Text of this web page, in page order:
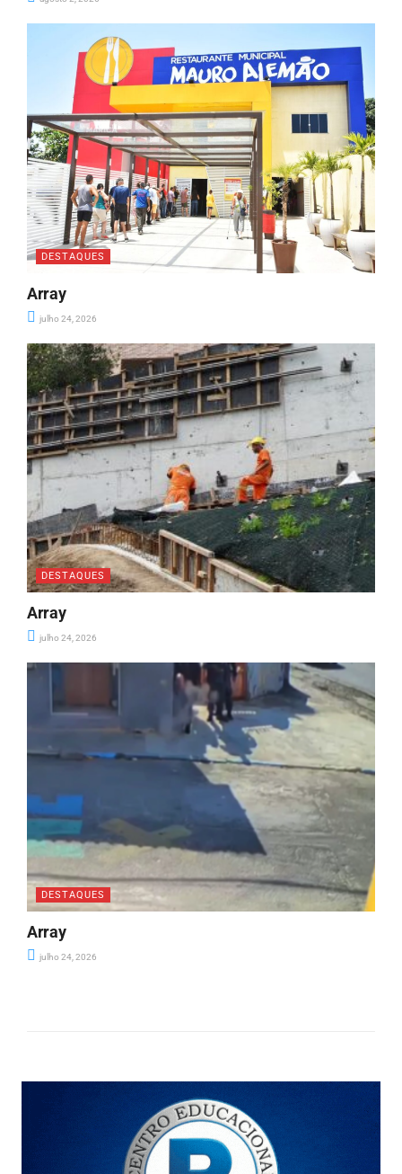
DESTAQUES
Array
julho 24, 2026
DESTAQUES
Array
julho 24, 2026
DESTAQUES
Array
julho 24, 2026